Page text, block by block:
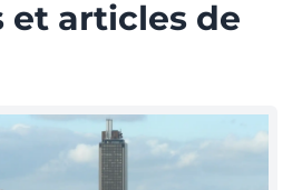
et articles de